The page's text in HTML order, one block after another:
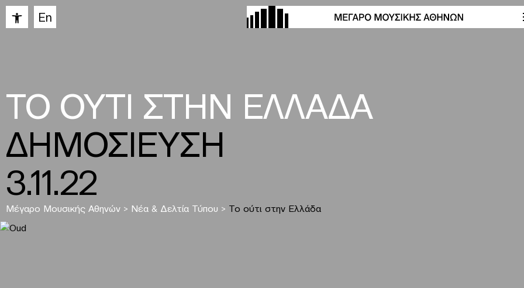
Ανοίξτε τη γραμμή εργαλείων
En
ΤΟ ΟΥΤΙ ΣΤΗΝ ΕΛΛΑΔΑ
ΔΗΜΟΣΙΕΥΣΗ
3.11.22
Μέγαρο Μουσικής Αθηνών > Νέα & Δελτία Τύπου > Το ούτι στην Ελλάδα